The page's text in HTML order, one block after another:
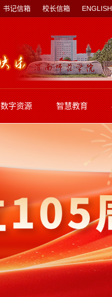
书记信箱 校长信箱 ENGLISH
数字资源 智慧教育